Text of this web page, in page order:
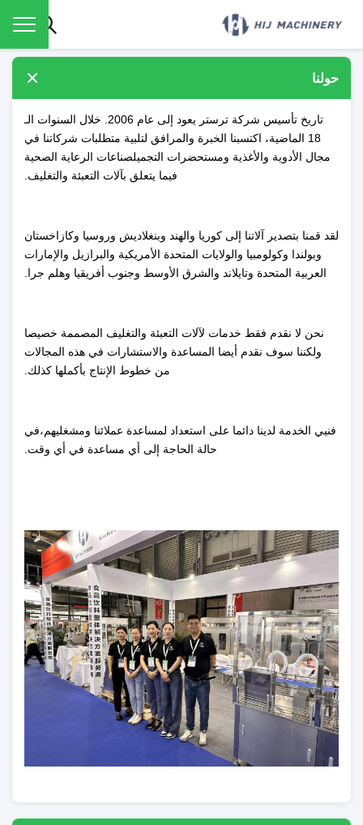
حولنا
تاريخ تأسيس شركة ترستر يعود إلى عام 2006. خلال السنوات الـ
18 الماضية، اكتسبنا الخبرة والمرافق لتلبية متطلبات شركاتنا في
مجال الأدوية والأغذية ومستحضرات التجميلصناعات الرعاية الصحية
فيما يتعلق بآلات التعبئة والتغليف.
لقد قمنا بتصدير آلاتنا إلى كوريا والهند وبنغلاديش وروسيا وكازاخستان
وبولندا وكولومبيا والولايات المتحدة الأمريكية والبرازيل والإمارات
العربية المتحدة وتايلاند والشرق الأوسط وجنوب أفريقيا وهلم جرا.
نحن لا نقدم فقط خدمات لآلات التعبئة والتغليف المصممة خصيصا
ولكننا سوف نقدم أيضا المساعدة والاستشارات في هذه المجالات
من خطوط الإنتاج بأكملها كذلك.
فنيي الخدمة لدينا دائما على استعداد لمساعدة عملائنا ومشغليهم،في
حالة الحاجة إلى أي مساعدة في أي وقت.